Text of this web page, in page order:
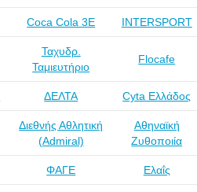
Coca Cola 3Ε INTERSPORT
Ταχυδρ.
Ταμιευτήριο
Flocafe
ΔΕΛΤΑ Cyta Ελλάδος
Διεθνής Αθλητική
(Admiral)
Αθηναϊκή
Ζυθοποιία
ΦΑΓΕ Ελαΐς